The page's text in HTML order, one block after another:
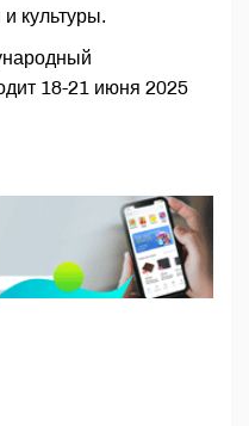
культуры.
18-21 июня 2025